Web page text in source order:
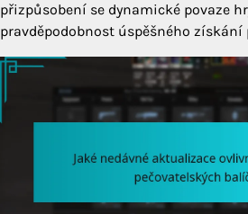
přizpůsobení se dynamické povaze
pravděpodobnost úspěšného